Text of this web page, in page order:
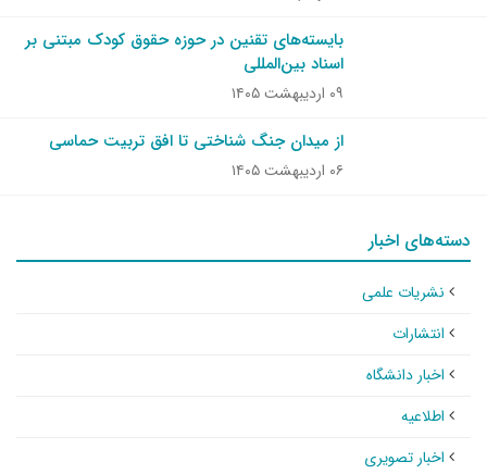
بایسته‌های تقنین در حوزه حقوق کودک مبتنی بر
اسناد بین‌المللی
۰۹ اردیبهشت ۱۴۰۵
از میدان جنگ شناختی تا افق تربیت حماسی
۰۶ اردیبهشت ۱۴۰۵
دسته‌های اخبار
نشریات علمی
انتشارات
اخبار دانشگاه
اطلاعیه
اخبار تصویری